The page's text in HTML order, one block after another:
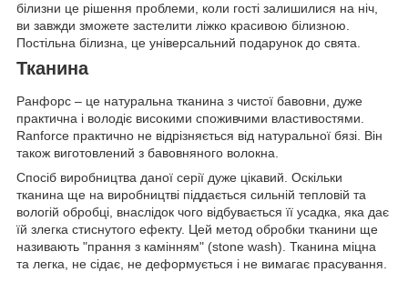
білизни це рішення проблеми, коли гості залишилися на ніч,
ви завжди зможете застелити ліжко красивою білизною.
Постільна білизна, це універсальний подарунок до свята.
Тканина
Ранфорс – це натуральна тканина з чистої бавовни, дуже
практична і володіє високими споживчими властивостями.
Ranforce практично не відрізняється від натуральної бязі. Він
також виготовлений з бавовняного волокна.
Спосіб виробництва даної серії дуже цікавий. Оскільки
тканина ще на виробництві піддається сильній тепловій та
вологій обробці, внаслідок чого відбувається її усадка, яка дає
їй злегка стиснутого ефекту. Цей метод обробки тканини ще
називають "прання з камінням" (stone wash). Тканина міцна
та легка, не сідає, не деформується і не вимагає прасування.